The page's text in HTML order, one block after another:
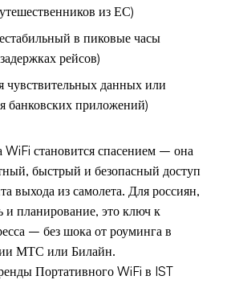
из ЕС)
в пиковые часы
рейсов)
чувствительных данных или
банковских приложений)
WiFi становится спасением – она
быстрый и безопасный доступ
выхода из самолета. Для россиян,
и планирование, это ключ к
– без шока от роуминга в
МТС или Билайн.
Портативного WiFi в IST